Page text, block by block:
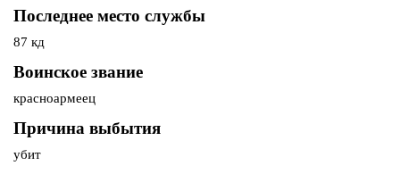
Последнее место службы
87 кд
Воинское звание
красноармеец
Причина выбытия
убит